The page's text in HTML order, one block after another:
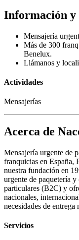
Información y
Mensajería
Más de 300
Benelux.
Llámanos y
Actividades
Mensajerías
Acerca de
Mensajería urgente de
franquicias en España,
nuestra fundación en
urgente de paquetería
particulares (B2C) y
nacionales,
necesidades de entrega
Servicios